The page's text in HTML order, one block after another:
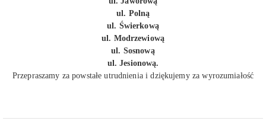
ul. Polną
ul. Świerkową
ul. Modrzewiową
ul. Sosnową
ul. Jesionową.
Przepraszamy za powstałe utrudnienia i dziękujemy za wyrozumiałość